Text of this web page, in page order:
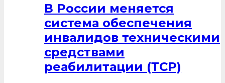
В России меняется
система обеспечения
инвалидов техническими
средствами
реабилитации (ТСР)